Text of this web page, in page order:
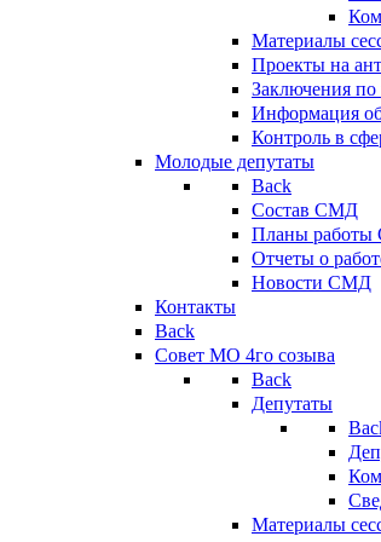
Материалы
Проекты на
Заключения по
Информация
Контроль в
Молодые депутаты
Back
Состав СМД
Планы
Отчеты о
Новости СМД
Контакты
Back
Совет МО 4го созыва
Back
Депутаты
Материалы